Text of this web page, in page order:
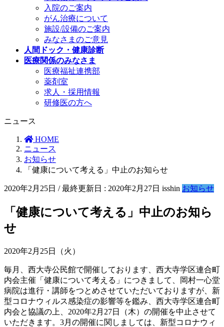
入院のご案内
がん治療について
施設/設備のご案内
みなさまのご意見
人間ドック・健康診断
医療関係のみなさま
医療福祉連携部
薬剤室
求人・採用情報
研修医の方へ
ニュース
HOME
ニュース
お知らせ
「健康について考える」中止のお知らせ
2020年2月25日 / 最終更新日 : 2020年2月27日 isshin お知らせ
「健康について考える」中止のお知ら
せ
2020年2月25日（火）
毎月、西大寺公民館で開催しております、西大寺学区連合町
内会主催「健康について考える」につきまして、岡村一心堂
病院は進行・講師をつとめさせていただいておりますが、新
型コロナウィルス感染症の影響等を鑑み、西大寺学区連合町
内会と協議の上、2020年2月27日（木）の開催を中止させて
いただきます。3月の開催に関しましては、新型コロナウィ